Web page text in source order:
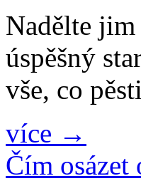
Nadělte
úspěšný
vše, co
více →
Čím osázet